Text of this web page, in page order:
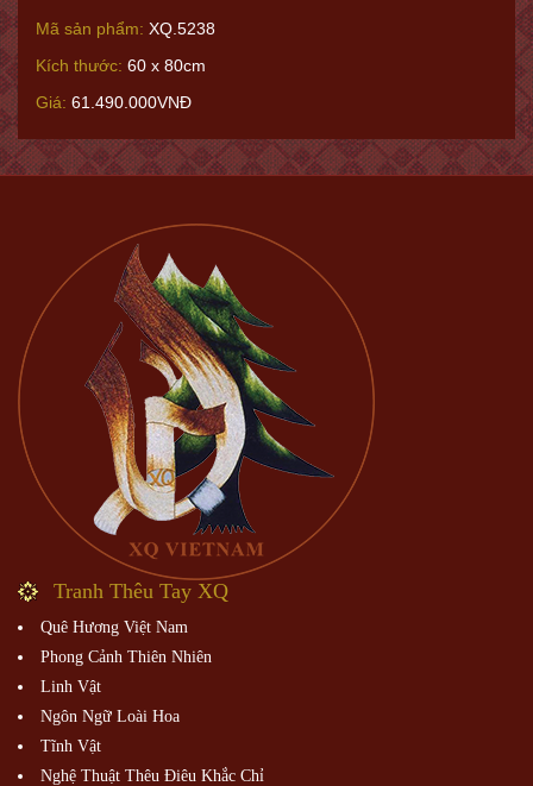
Mã sản phẩm: XQ.5238
Kích thước: 60 x 80cm
Giá: 61.490.000VNĐ
Tranh Thêu Tay XQ
Quê Hương Việt Nam
Phong Cảnh Thiên Nhiên
Linh Vật
Ngôn Ngữ Loài Hoa
Tĩnh Vật
Nghệ Thuật Thêu Điêu Khắc Chỉ